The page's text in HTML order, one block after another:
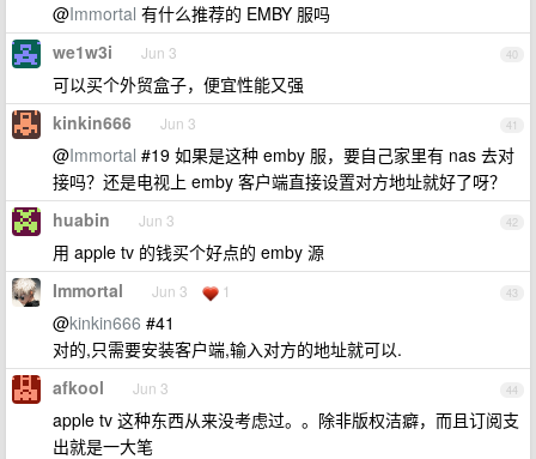
@Immortal 有什么推荐的 EMBY 服吗
40
we1w3i Jun 3
可以买个外贸盒子，便宜性能又强
41
kinkin666 Jun 3
@Immortal #19 如果是这种 emby 服，要自己家里有 nas 去对
接吗？还是电视上 emby 客户端直接设置对方地址就好了呀？
42
huabin Jun 3
用 apple tv 的钱买个好点的 emby 源
43
Immortal Jun 3 1
@kinkin666 #41
对的,只需要安装客户端,输入对方的地址就可以.
44
afkool Jun 3
apple tv 这种东西从来没考虑过。。除非版权洁癖，而且订阅支
出就是一大笔